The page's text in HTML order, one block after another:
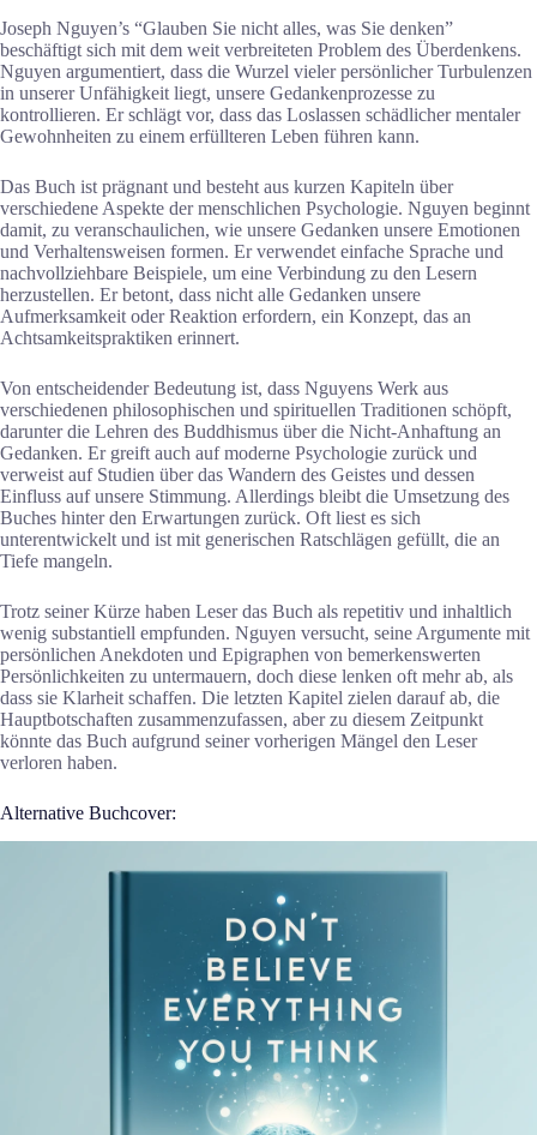
Joseph Nguyen’s “Glauben Sie nicht alles, was Sie denken”
beschäftigt sich mit dem weit verbreiteten Problem des Überdenkens.
Nguyen argumentiert, dass die Wurzel vieler persönlicher Turbulenzen
in unserer Unfähigkeit liegt, unsere Gedankenprozesse zu
kontrollieren. Er schlägt vor, dass das Loslassen schädlicher mentaler
Gewohnheiten zu einem erfüllteren Leben führen kann.
Das Buch ist prägnant und besteht aus kurzen Kapiteln über
verschiedene Aspekte der menschlichen Psychologie. Nguyen beginnt
damit, zu veranschaulichen, wie unsere Gedanken unsere Emotionen
und Verhaltensweisen formen. Er verwendet einfache Sprache und
nachvollziehbare Beispiele, um eine Verbindung zu den Lesern
herzustellen. Er betont, dass nicht alle Gedanken unsere
Aufmerksamkeit oder Reaktion erfordern, ein Konzept, das an
Achtsamkeitspraktiken erinnert.
Von entscheidender Bedeutung ist, dass Nguyens Werk aus
verschiedenen philosophischen und spirituellen Traditionen schöpft,
darunter die Lehren des Buddhismus über die Nicht-Anhaftung an
Gedanken. Er greift auch auf moderne Psychologie zurück und
verweist auf Studien über das Wandern des Geistes und dessen
Einfluss auf unsere Stimmung. Allerdings bleibt die Umsetzung des
Buches hinter den Erwartungen zurück. Oft liest es sich
unterentwickelt und ist mit generischen Ratschlägen gefüllt, die an
Tiefe mangeln.
Trotz seiner Kürze haben Leser das Buch als repetitiv und inhaltlich
wenig substantiell empfunden. Nguyen versucht, seine Argumente mit
persönlichen Anekdoten und Epigraphen von bemerkenswerten
Persönlichkeiten zu untermauern, doch diese lenken oft mehr ab, als
dass sie Klarheit schaffen. Die letzten Kapitel zielen darauf ab, die
Hauptbotschaften zusammenzufassen, aber zu diesem Zeitpunkt
könnte das Buch aufgrund seiner vorherigen Mängel den Leser
verloren haben.
Alternative Buchcover: